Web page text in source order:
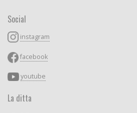
Social
instagram
facebook
youtube
La ditta